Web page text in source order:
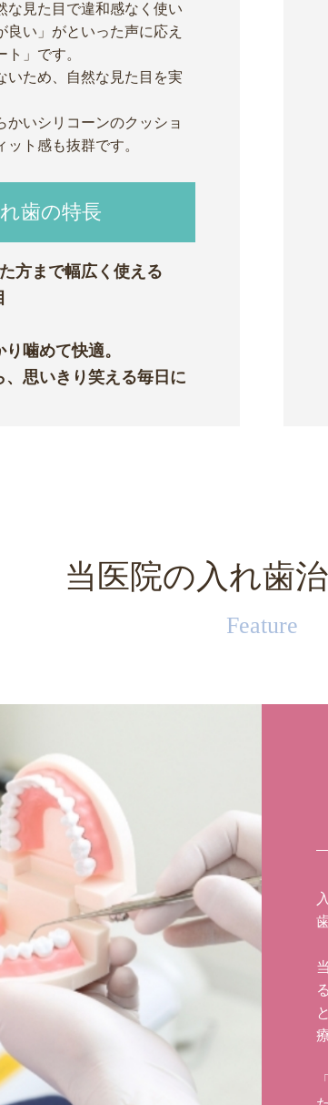
な見た目で違和感なく使い
い」がといった声に応え
」です。
いため、自然な見た目を実
かいシリコーンのクッショ
ト感も抜群です。
歯の特長
方まで幅広く使える
噛めて快適。
、思いきり笑える毎日に
当医院の入れ歯
Feature